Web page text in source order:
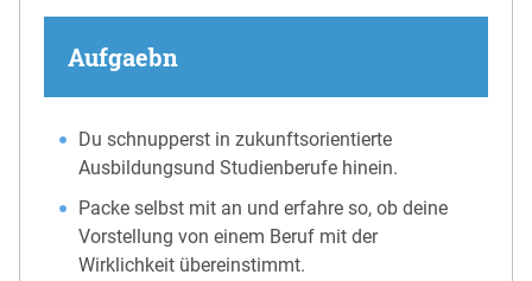
Aufgaebn
Du schnupperst in zukunftsorientierte
Ausbildungsund Studienberufe hinein.
Packe selbst mit an und erfahre so, ob deine
Vorstellung von einem Beruf mit der
Wirklichkeit übereinstimmt.